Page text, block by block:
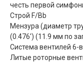
честь первой
Строй F/Bb
Мензура (диаметр
(0.476') (11.9 мм по
Система вентилей 6-
Литые роторные